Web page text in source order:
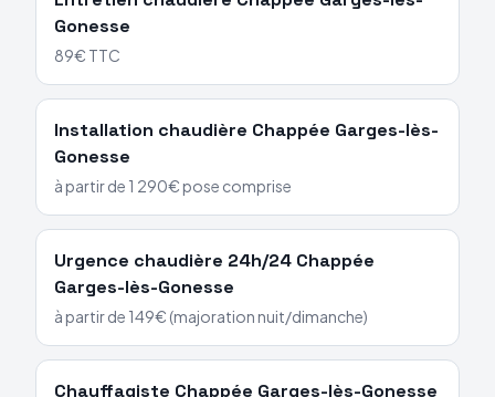
Gonesse
89€ TTC
Installation chaudière Chappée Garges-lès-
Gonesse
à partir de 1 290€ pose comprise
Urgence chaudière 24h/24 Chappée
Garges-lès-Gonesse
à partir de 149€ (majoration nuit/dimanche)
Chauffagiste Chappée Garges-lès-Gonesse